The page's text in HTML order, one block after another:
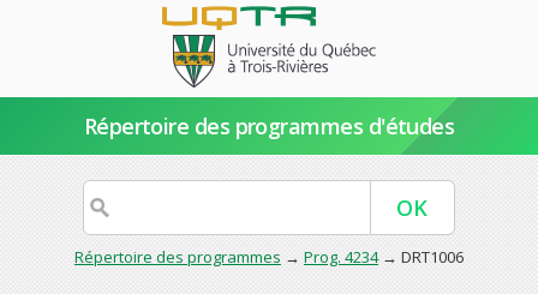
Répertoire des programmes d'études
Répertoire des programmes → Prog. 4234→ DRT1006